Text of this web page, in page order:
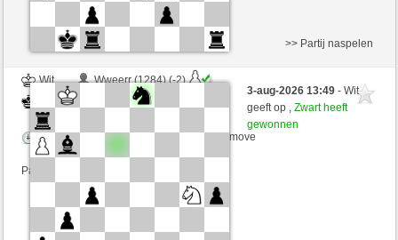
Wit
Wweerr (1284) (-2)
Zwart
Simonio (1797) (+2)
Speelduur: 5 minutes/side + 0 seconds/move
Partij telt mee voor de ranglijst
>> Partij naspelen
3-aug-2026 13:49- Wit
geeft op ,Zwart heeft
gewonnen